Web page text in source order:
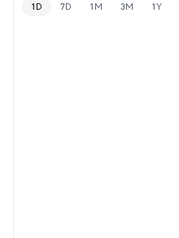
1D 7D 1M 3M 1Y